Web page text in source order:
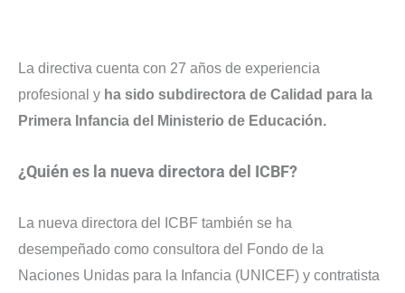
La directiva cuenta con 27 años de experiencia
profesional y ha sido subdirectora de Calidad para la
Primera Infancia del Ministerio de Educación.
¿Quién es la nueva directora del ICBF?
La nueva directora del ICBF también se ha
desempeñado como consultora del Fondo de la
Naciones Unidas para la Infancia (UNICEF) y contratista